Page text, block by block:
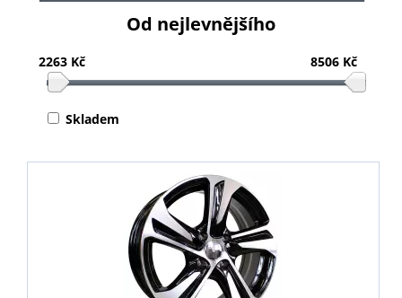
Od nejlevnějšího
2263 Kč 8506 Kč
Skladem